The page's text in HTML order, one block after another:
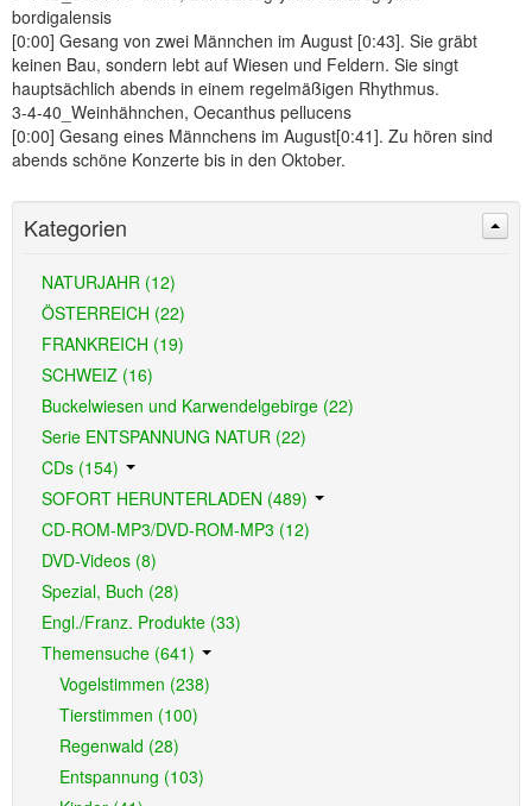
bordigalensis
[0:00] Gesang von zwei Männchen im August [0:43]. Sie gräbt
keinen Bau, sondern lebt auf Wiesen und Feldern. Sie singt
hauptsächlich abends in einem regelmäßigen Rhythmus.
3-4-40_Weinhähnchen, Oecanthus pellucens
[0:00] Gesang eines Männchens im August[0:41]. Zu hören sind
abends schöne Konzerte bis in den Oktober.
Kategorien
NATURJAHR (12)
ÖSTERREICH (22)
FRANKREICH (19)
SCHWEIZ (16)
Buckelwiesen und Karwendelgebirge (22)
Serie ENTSPANNUNG NATUR (22)
CDs (154)
SOFORT HERUNTERLADEN (489)
CD-ROM-MP3/DVD-ROM-MP3 (12)
DVD-Videos (8)
Spezial, Buch (28)
Engl./Franz. Produkte (33)
Themensuche (641)
Vogelstimmen (238)
Tierstimmen (100)
Regenwald (28)
Entspannung (103)